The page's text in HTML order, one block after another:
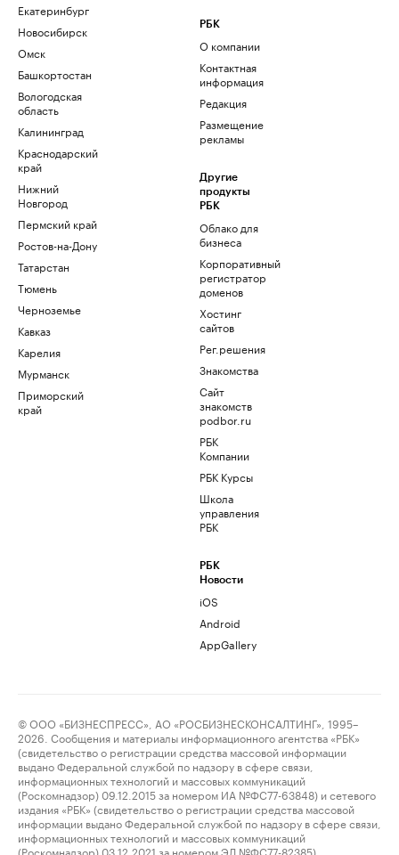
Екатеринбург
Новосибирск
Омск
Башкортостан
Вологодская
область
Калининград
Краснодарский
край
Нижний
Новгород
Пермский край
Ростов-на-Дону
Татарстан
Тюмень
Черноземье
Кавказ
Карелия
Мурманск
Приморский
край
РБК
О компании
Контактная
информация
Редакция
Размещение
рекламы
Другие
продукты
РБК
Облако для
бизнеса
Корпоративный
регистратор
доменов
Хостинг
сайтов
Рег.решения
Знакомства
Сайт
знакомств
podbor.ru
РБК
Компании
РБК Курсы
Школа
управления
РБК
РБК
Новости
iOS
Android
AppGallery
© ООО «БИЗНЕСПРЕСС», АО «РОСБИЗНЕСКОНСАЛТИНГ», 1995–
2026. Сообщения и материалы информационного агентства «РБК»
(свидетельство о регистрации средства массовой информации
выдано Федеральной службой по надзору в сфере связи,
информационных технологий и массовых коммуникаций
(Роскомнадзор) 09.12.2015 за номером ИА №ФС77-63848) и сетевого
издания «РБК» (свидетельство о регистрации средства массовой
информации выдано Федеральной службой по надзору в сфере связи,
информационных технологий и массовых коммуникаций
(Роскомнадзор) 03.12.2021 за номером ЭЛ №ФС77-82385)